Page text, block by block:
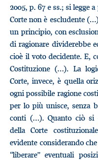
2005, p. 67 e ss.; si legge
Corte non è escludente
un principio, con
di ragionare dividerebbe
cioè il voto decidente. E,
Costituzione (…). La
Corte, invece, è quella
ogni possibile ragione
per lo più unisce, senza
conti (…). Quanto ciò si
della Corte
evidente considerando
“liberare” eventuali